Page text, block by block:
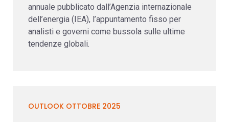
annuale pubblicato dall’Agenzia internazionale
dell’energia (IEA), l’appuntamento fisso per
analisti e governi come bussola sulle ultime
tendenze globali.
OUTLOOK OTTOBRE 2025